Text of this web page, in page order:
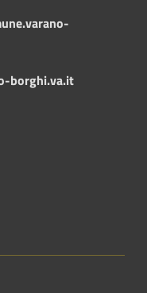
borghi.va.it